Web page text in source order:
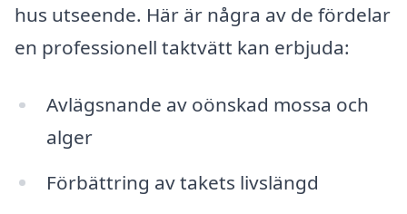
hus utseende. Här är några av de fördelar
en professionell taktvätt kan erbjuda:
Avlägsnande av oönskad mossa och
alger
Förbättring av takets livslängd